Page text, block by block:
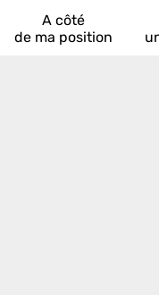
A côté
de ma position